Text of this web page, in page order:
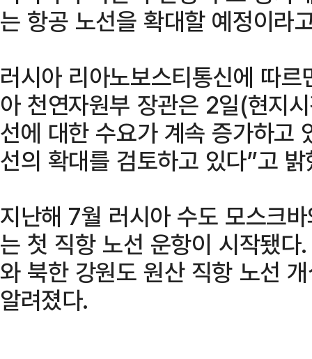
는 항공 노선을 확대할 예정이라
러시아 리아노보스티통신에 따
아 천연자원부 장관은 2일(현지
선에 대한 수요가 계속 증가하고
선의 확대를 검토하고 있다”고
지난해 7월 러시아 수도 모스크
는 첫 직항 노선 운항이 시작됐
와 북한 강원도 원산 직항 노선
알려졌다.